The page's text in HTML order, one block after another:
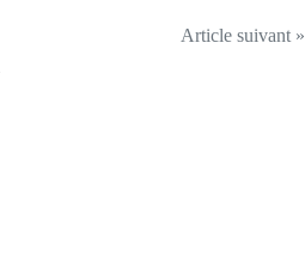
Article suivant »